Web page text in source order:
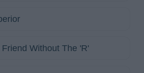
Without The 'R'